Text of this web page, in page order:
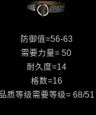
防御值=56-63
需要力量= 50
耐久度=14
格数=16
品质等级需要等级= 68/51